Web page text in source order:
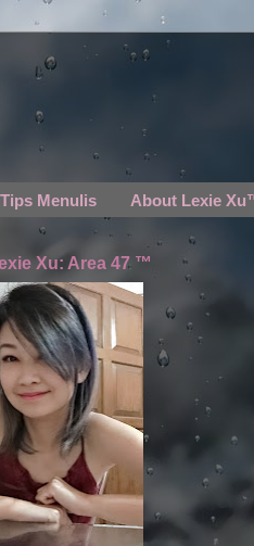
Tips Menulis About Lexie
Xu: Area 47 ™